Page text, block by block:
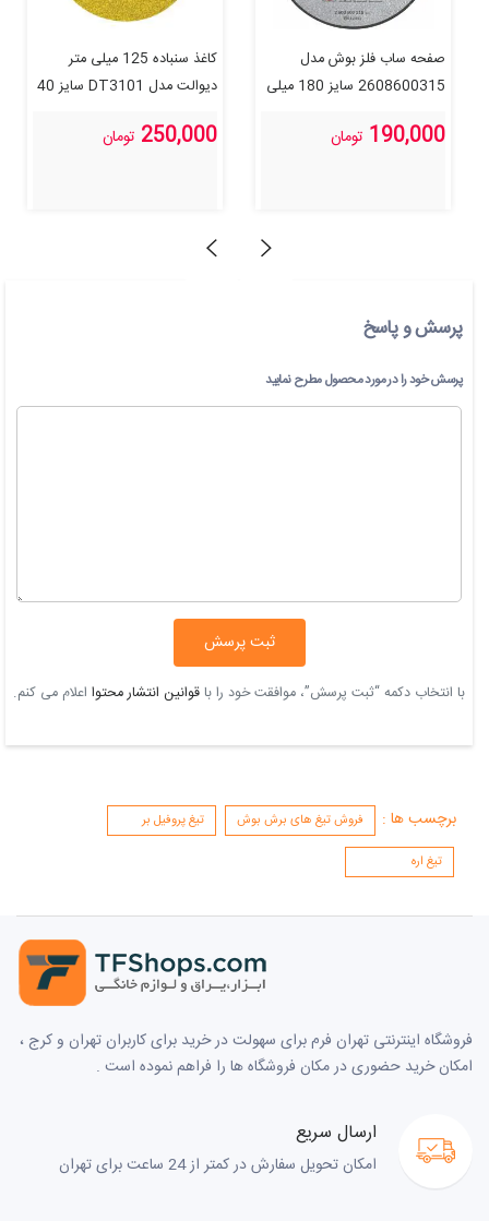
کاغذ سنباده 125 میلی متر
دیوالت مدل DT3101 سایز 40
250,000 تومان
صفحه ساب فلز بوش مدل
2608600315 سایز 180 میلی
190,000 تومان
پرسش و پاسخ
پرسش خود را در مورد محصول مطرح نمایید
ثبت پرسش
با انتخاب دکمه “ثبت پرسش”، موافقت خود را باقوانین انتشار محتوا اعلام می کنم.
برچسب ها : فروش تیغ های برش بوش
تیغ پروفیل بر
تیغ اره
فروشگاه اینترنتی تهران فرم برای سهولت در خرید برای کاربران تهران و کرج ،
امکان خرید حضوری در مکان فروشگاه ها را فراهم نموده است .
ارسال سریع
امکان تحویل سفارش در کمتر از 24 ساعت برای تهران